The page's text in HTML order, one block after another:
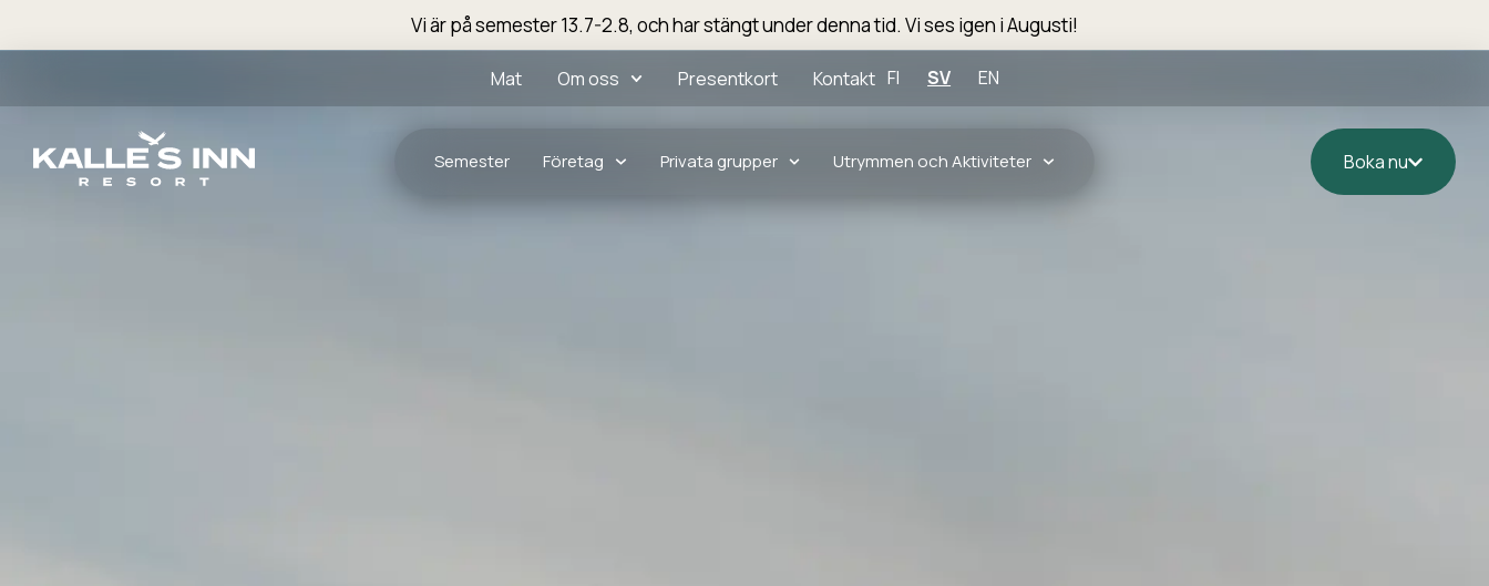
Vi är på semester 13.7-2.8, och har stängt under denna tid. Vi ses igen i Augusti!
Mat Om oss Presentkort Kontakt FI SV EN
Semester Företag Privata grupper Utrymmen och Aktiviteter Boka nu